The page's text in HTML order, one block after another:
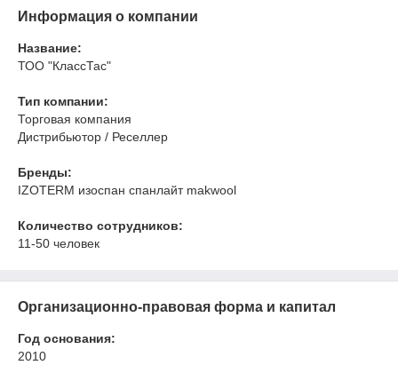
Информация о компании
Название:
ТОО "КлассТас"
Тип компании:
Торговая компания
Дистрибьютор / Реселлер
Бренды:
IZOTERM изоспан спанлайт makwool
Количество сотрудников:
11-50 человек
Организационно-правовая форма и капитал
Год основания:
2010